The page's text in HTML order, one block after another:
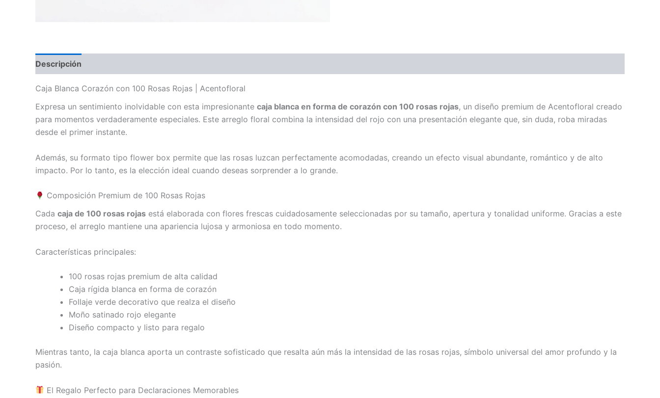
Descripción
Caja Blanca Corazón con 100 Rosas Rojas | Acentofloral
Expresa un sentimiento inolvidable con esta impresionante caja blanca en forma de corazón con 100 rosas rojas, un diseño premium de Acentofloral creado
para momentos verdaderamente especiales. Este arreglo floral combina la intensidad del rojo con una presentación elegante que, sin duda, roba miradas
desde el primer instante.
Además, su formato tipo flower box permite que las rosas luzcan perfectamente acomodadas, creando un efecto visual abundante, romántico y de alto
impacto. Por lo tanto, es la elección ideal cuando deseas sorprender a lo grande.
Composición Premium de 100 Rosas Rojas
Cada caja de 100 rosas rojas está elaborada con flores frescas cuidadosamente seleccionadas por su tamaño, apertura y tonalidad uniforme. Gracias a este
proceso, el arreglo mantiene una apariencia lujosa y armoniosa en todo momento.
Características principales:
100 rosas rojas premium de alta calidad
Caja rígida blanca en forma de corazón
Follaje verde decorativo que realza el diseño
Moño satinado rojo elegante
Diseño compacto y listo para regalo
Mientras tanto, la caja blanca aporta un contraste sofisticado que resalta aún más la intensidad de las rosas rojas, símbolo universal del amor profundo y la
pasión.
El Regalo Perfecto para Declaraciones Memorables